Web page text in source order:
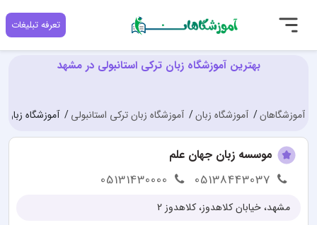
تعرفه تبلیغات
بهترین آموزشگاه زبان ترکی استانبولی در مشهد
آموزشگاهان آموزشگاه زبان آموزشگاه زبان ترکی استانبولی آموزشگاه
موسسه زبان جهان علم
05138443037
05131430000
مشهد، خیابان کلاهدوز، کلاهدوز 2